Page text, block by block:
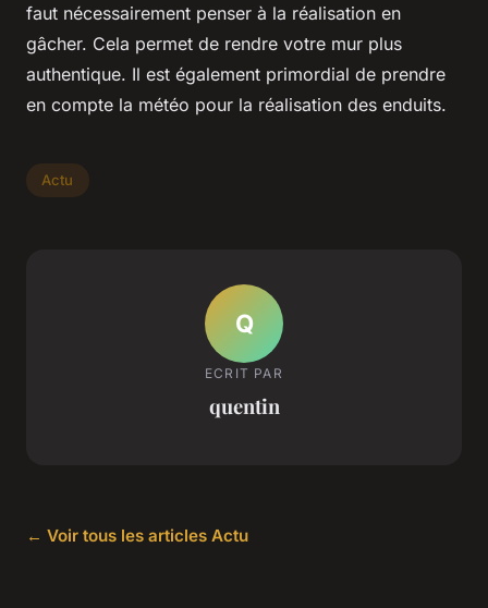
faut nécessairement penser à la réalisation en
gâcher. Cela permet de rendre votre mur plus
authentique. Il est également primordial de prendre
en compte la météo pour la réalisation des enduits.
Actu
Q
ECRIT PAR
quentin
← Voir tous les articles Actu